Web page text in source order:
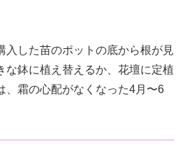
入した苗のポットの底から根が見
な鉢に植え替えるか、花壇に定植
、霜の心配がなくなった4月〜6